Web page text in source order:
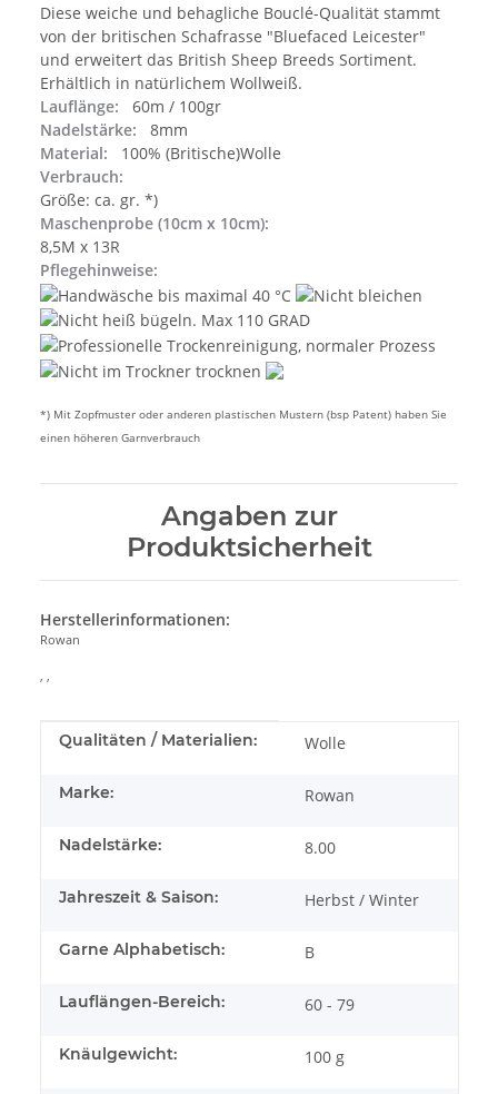
Diese weiche und behagliche Bouclé-Qualität stammt
von der britischen Schafrasse "Bluefaced Leicester"
und erweitert das British Sheep Breeds Sortiment.
Erhältlich in natürlichem Wollweiß.
Lauflänge:
60m / 100gr
Nadelstärke:
8mm
Material:
100% (Britische)Wolle
Verbrauch:
Größe: ca. gr. *)
Maschenprobe (10cm x 10cm):
8,5M x 13R
Pflegehinweise:
*) Mit Zopfmuster oder anderen plastischen Mustern (bsp Patent) haben Sie
einen höheren Garnverbrauch
Angaben zur
Produktsicherheit
Herstellerinformationen:
Rowan
Produkteigenschaft
Wert
Qualitäten / Materialien: Wolle
Marke: Rowan
Nadelstärke: 8.00
Jahreszeit & Saison: Herbst / Winter
Garne Alphabetisch: B
Lauflängen-Bereich: 60 - 79
Knäulgewicht: 100 g